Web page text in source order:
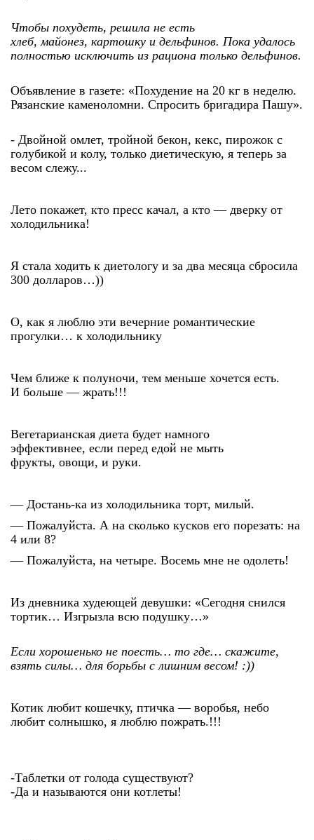
Чтобы похудеть, решила не есть
хлеб, майонез, картошку и дельфинов. Пока удалось
полностью исключить из рациона только дельфинов.
Объявление в газете: «Похудение на 20 кг в неделю.
Рязанские каменоломни. Спросить бригадира Пашу».
- Двойной омлет, тройной бекон, кекс, пирожок с
голубикой и колу, только диетическую, я теперь за
весом слежу...
Лето покажет, кто пресс качал, а кто — дверку от
холодильника!
Я стала ходить к диетологу и за два месяца сбросила
300 долларов…))
О, как я люблю эти вечерние романтические
прогулки… к холодильнику
Чем ближе к полуночи, тем меньше хочется есть.
И больше — жрать!!!
Вегетарианская диета будет намного
эффективнее, если перед едой не мыть
фрукты, овощи, и руки.
— Достань-ка из холодильника торт, милый.
— Пожалуйста. А на сколько кусков его порезать: на
4 или 8?
— Пожалуйста, на четыре. Восемь мне не одолеть!
Из дневника худеющей девушки: «Сегодня снился
тортик… Изгрызла всю подушку…»
Если хорошенько не поесть… то где… скажите,
взять силы… для борьбы с лишним весом! :))
Котик любит кошечку, птичка — воробья, небо
любит солнышко, я люблю пожрать.!!!
-Таблетки от голода существуют?
-Да и называются они котлеты!